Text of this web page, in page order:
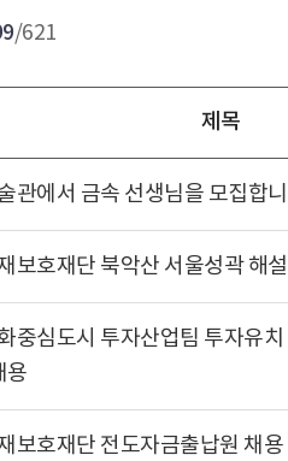
/621
제목
관에서 금속 선생님을 모집합
보호재단 북악산 서울성곽 해
중심도시 투자산업팀 투자유치
용
보호재단 전도자금출납원 채용